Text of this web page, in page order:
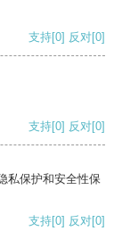
支持[0] 反对[0]
支持[0] 反对[0]
私保护和安全性保
支持[0] 反对[0]